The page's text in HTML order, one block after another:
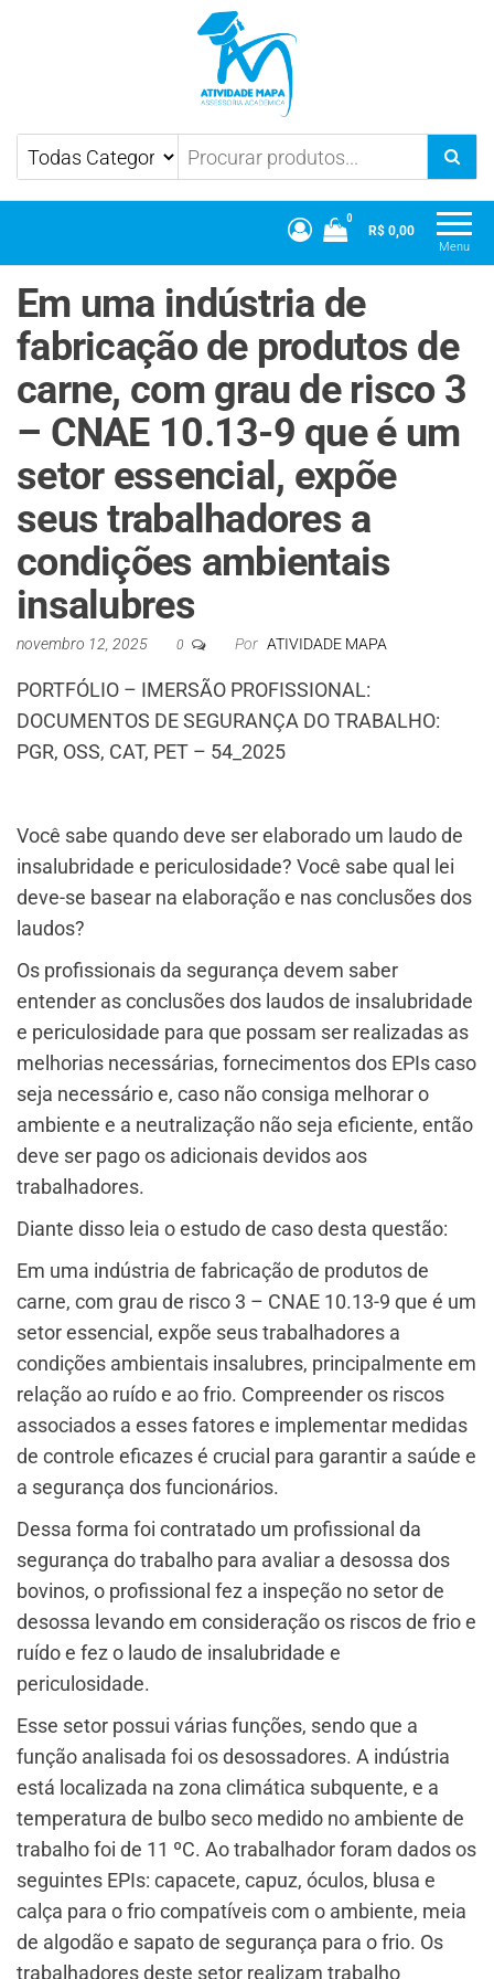
Atividade Mapa Mapa UniCesumar
Menu
0
R$ 0,00
Em uma indústria de
fabricação de produtos de
carne, com grau de risco 3
– CNAE 10.13-9 que é um
setor essencial, expõe
seus trabalhadores a
condições ambientais
insalubres
novembro 12, 2025 0 Por ATIVIDADE MAPA
PORTFÓLIO – IMERSÃO PROFISSIONAL:
DOCUMENTOS DE SEGURANÇA DO TRABALHO:
PGR, OSS, CAT, PET – 54_2025
Você sabe quando deve ser elaborado um laudo de
insalubridade e periculosidade? Você sabe qual lei
deve-se basear na elaboração e nas conclusões dos
laudos?
Os profissionais da segurança devem saber
entender as conclusões dos laudos de insalubridade
e periculosidade para que possam ser realizadas as
melhorias necessárias, fornecimentos dos EPIs caso
seja necessário e, caso não consiga melhorar o
ambiente e a neutralização não seja eficiente, então
deve ser pago os adicionais devidos aos
trabalhadores.
Diante disso leia o estudo de caso desta questão:
Em uma indústria de fabricação de produtos de
carne, com grau de risco 3 – CNAE 10.13-9 que é um
setor essencial, expõe seus trabalhadores a
condições ambientais insalubres, principalmente em
relação ao ruído e ao frio. Compreender os riscos
associados a esses fatores e implementar medidas
de controle eficazes é crucial para garantir a saúde e
a segurança dos funcionários.
Dessa forma foi contratado um profissional da
segurança do trabalho para avaliar a desossa dos
bovinos, o profissional fez a inspeção no setor de
desossa levando em consideração os riscos de frio e
ruído e fez o laudo de insalubridade e
periculosidade.
Esse setor possui várias funções, sendo que a
função analisada foi os desossadores. A indústria
está localizada na zona climática subquente, e a
temperatura de bulbo seco medido no ambiente de
trabalho foi de 11 ºC. Ao trabalhador foram dados os
seguintes EPIs: capacete, capuz, óculos, blusa e
calça para o frio compatíveis com o ambiente, meia
de algodão e sapato de segurança para o frio. Os
trabalhadores deste setor realizam trabalho